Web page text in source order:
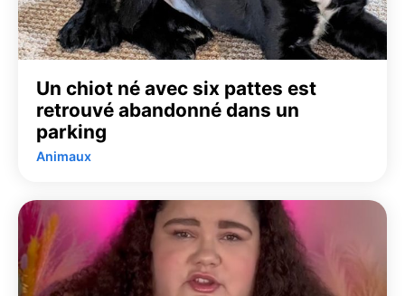
Un chiot né avec six pattes est
retrouvé abandonné dans un
parking
Animaux